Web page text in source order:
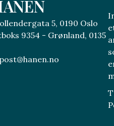
5, 0190 Oslo
9354 - Grønland, 0135